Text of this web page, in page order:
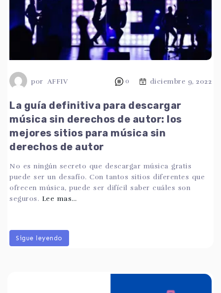
por AFFIV 0 diciembre 9, 2022
La guía definitiva para descargar
música sin derechos de autor: los
mejores sitios para música sin
derechos de autor
No es ningún secreto que descargar música gratis
puede ser un desafío. Con tantos sitios diferentes que
ofrecen música, puede ser difícil saber cuáles son
seguros. Lee mas…
Sigue leyendo